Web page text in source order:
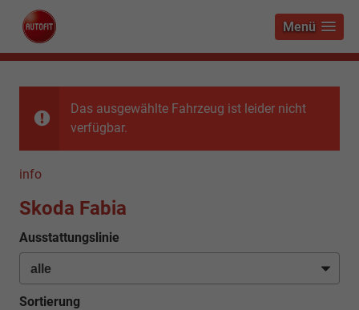
Menü
Das ausgewählte Fahrzeug ist leider nicht
verfügbar.
info
Skoda Fabia
Ausstattungslinie
Sortierung